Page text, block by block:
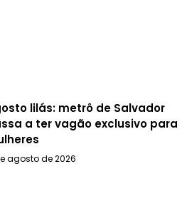
lilás: metrô de Salvador
a ter vagão exclusivo para
agosto de 2026